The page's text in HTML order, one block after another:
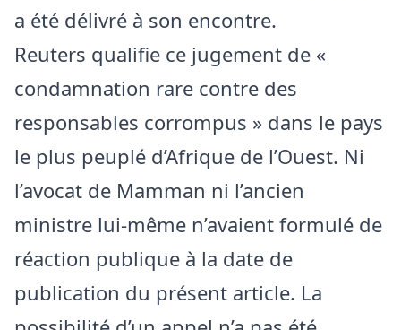
a été délivré à son encontre.
Reuters qualifie ce jugement de «
condamnation rare contre des
responsables corrompus » dans le pays
le plus peuplé d’Afrique de l’Ouest. Ni
l’avocat de Mamman ni l’ancien
ministre lui-même n’avaient formulé de
réaction publique à la date de
publication du présent article. La